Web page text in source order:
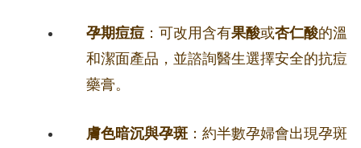
孕期痘痘 ：可改用含有果酸或杏仁酸的溫
和潔面產品，並諮詢醫生選擇安全的抗痘
藥膏。
膚色暗沉與孕斑 ：約半數孕婦會出現孕斑